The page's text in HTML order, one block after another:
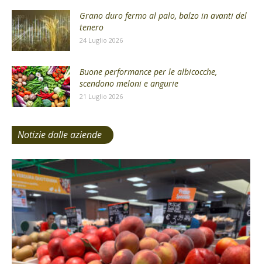
Grano duro fermo al palo, balzo in avanti del
tenero
24 Luglio 2026
Buone performance per le albicocche,
scendono meloni e angurie
21 Luglio 2026
Notizie dalle aziende